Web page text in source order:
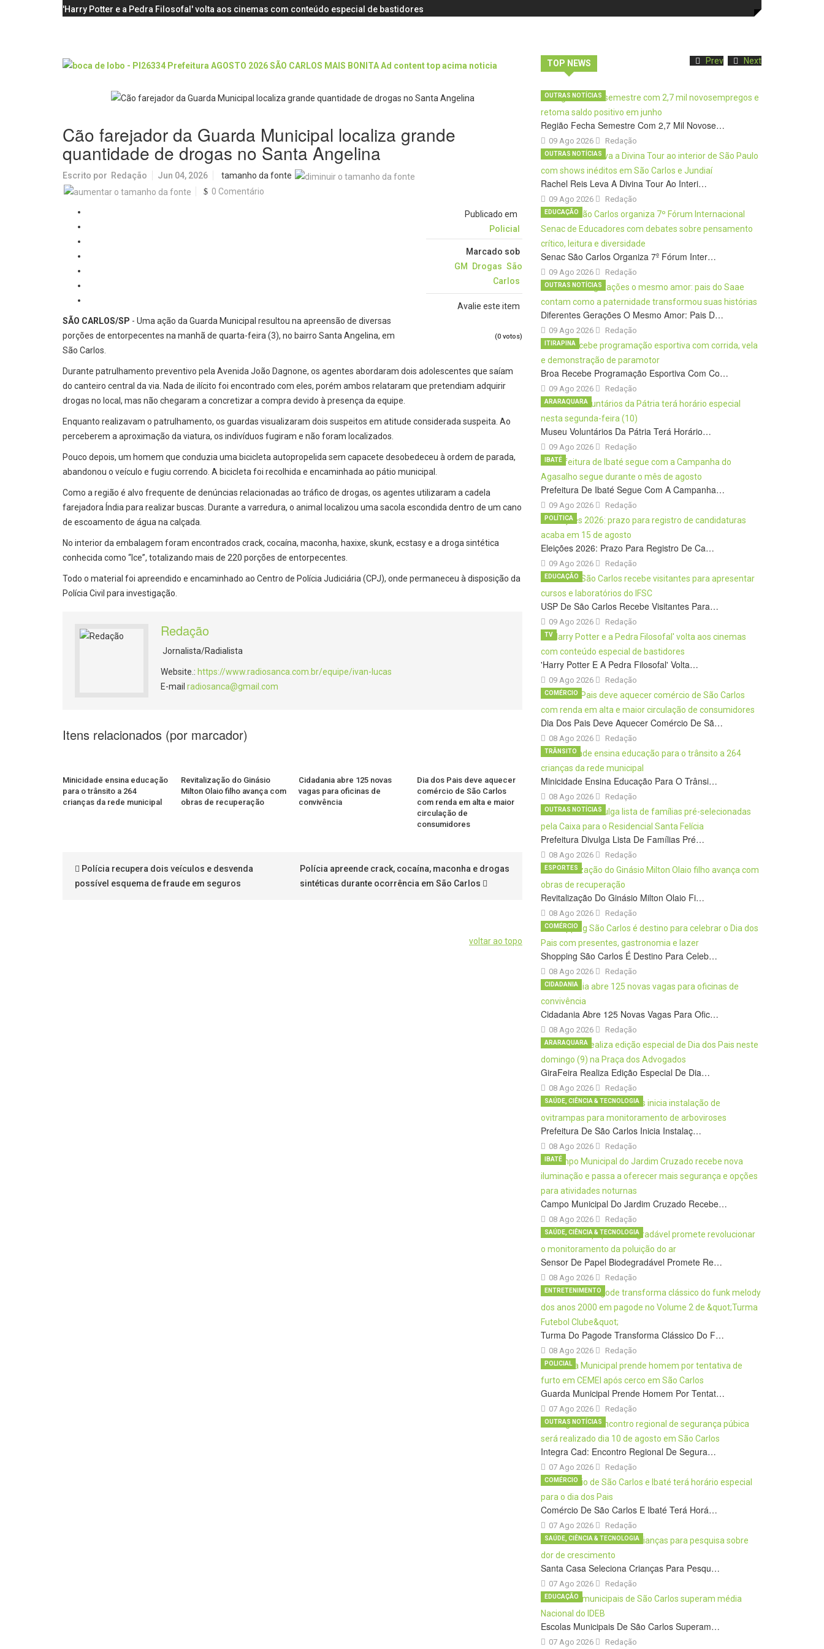
'Harry Potter e a Pedra Filosofal' volta aos cinemas com conteúdo especial de bastidores
Cão farejador da Guarda Municipal localiza grande
quantidade de drogas no Santa Angelina
Escrito por Redação Jun 04, 2026
tamanho da fonte
0 Comentário
Publicado em
Policial
Marcado sob
GM
Drogas São
Carlos
Avalie este item
(0 votos)
SÃO CARLOS/SP - Uma ação da Guarda Municipal resultou na apreensão de diversas
porções de entorpecentes na manhã de quarta-feira (3), no bairro Santa Angelina, em
São Carlos.
Durante patrulhamento preventivo pela Avenida João Dagnone, os agentes abordaram dois adolescentes que saíam
do canteiro central da via. Nada de ilícito foi encontrado com eles, porém ambos relataram que pretendiam adquirir
drogas no local, mas não chegaram a concretizar a compra devido à presença da equipe.
Enquanto realizavam o patrulhamento, os guardas visualizaram dois suspeitos em atitude considerada suspeita. Ao
perceberem a aproximação da viatura, os indivíduos fugiram e não foram localizados.
Pouco depois, um homem que conduzia uma bicicleta autopropelida sem capacete desobedeceu à ordem de parada,
abandonou o veículo e fugiu correndo. A bicicleta foi recolhida e encaminhada ao pátio municipal.
Como a região é alvo frequente de denúncias relacionadas ao tráfico de drogas, os agentes utilizaram a cadela
farejadora Índia para realizar buscas. Durante a varredura, o animal localizou uma sacola escondida dentro de um cano
de escoamento de água na calçada.
No interior da embalagem foram encontrados crack, cocaína, maconha, haxixe, skunk, ecstasy e a droga sintética
conhecida como “Ice”, totalizando mais de 220 porções de entorpecentes.
Todo o material foi apreendido e encaminhado ao Centro de Polícia Judiciária (CPJ), onde permaneceu à disposição da
Polícia Civil para investigação.
Redação
Jornalista/Radialista
Website.: https://www.radiosanca.com.br/equipe/ivan-lucas
E-mail radiosanca@gmail.com
Itens relacionados (por marcador)
Minicidade ensina educação
para o trânsito a 264
crianças da rede municipal
Revitalização do Ginásio
Milton Olaio filho avança com
obras de recuperação
Cidadania abre 125 novas
vagas para oficinas de
convivência
Dia dos Pais deve aquecer
comércio de São Carlos
com renda em alta e maior
circulação de
consumidores
Polícia recupera dois veículos e desvenda
possível esquema de fraude em seguros
Polícia apreende crack, cocaína, maconha e drogas
sintéticas durante ocorrência em São Carlos
voltar ao topo
TOP NEWS Prev Next
Região Fecha Semestre Com 2,7 Mil Novose…
09 Ago 2026
OUTRAS NOTÍCIAS
Redação
Rachel Reis Leva A Divina Tour Ao Interi…
09 Ago 2026
OUTRAS NOTÍCIAS
Redação
Senac São Carlos Organiza 7º Fórum Inter…
09 Ago 2026
EDUCAÇÃO
Redação
Diferentes Gerações O Mesmo Amor: Pais D…
09 Ago 2026
OUTRAS NOTÍCIAS
Redação
Broa Recebe Programação Esportiva Com Co…
09 Ago 2026
ITIRAPINA
Redação
Museu Voluntários Da Pátria Terá Horário…
09 Ago 2026
ARARAQUARA
Redação
Prefeitura De Ibaté Segue Com A Campanha…
09 Ago 2026
IBATÉ
Redação
Eleições 2026: Prazo Para Registro De Ca…
09 Ago 2026
POLÍTICA
Redação
USP De São Carlos Recebe Visitantes Para…
09 Ago 2026
EDUCAÇÃO
Redação
'Harry Potter E A Pedra Filosofal' Volta…
09 Ago 2026
TV
Redação
Dia Dos Pais Deve Aquecer Comércio De Sã…
08 Ago 2026
COMÉRCIO
Redação
Minicidade Ensina Educação Para O Trânsi…
08 Ago 2026
TRÂNSITO
Redação
Prefeitura Divulga Lista De Famílias Pré…
08 Ago 2026
OUTRAS NOTÍCIAS
Redação
Revitalização Do Ginásio Milton Olaio Fi…
08 Ago 2026
ESPORTES
Redação
Shopping São Carlos É Destino Para Celeb…
08 Ago 2026
COMÉRCIO
Redação
Cidadania Abre 125 Novas Vagas Para Ofic…
08 Ago 2026
CIDADANIA
Redação
GiraFeira Realiza Edição Especial De Dia…
08 Ago 2026
ARARAQUARA
Redação
Prefeitura De São Carlos Inicia Instalaç…
08 Ago 2026
SAÚDE, CIÊNCIA & TECNOLOGIA
Redação
Campo Municipal Do Jardim Cruzado Recebe…
08 Ago 2026
IBATÉ
Redação
Sensor De Papel Biodegradável Promete Re…
08 Ago 2026
SAÚDE, CIÊNCIA & TECNOLOGIA
Redação
Turma Do Pagode Transforma Clássico Do F…
08 Ago 2026
ENTRETENIMENTO
Redação
Guarda Municipal Prende Homem Por Tentat…
07 Ago 2026
POLICIAL
Redação
Integra Cad: Encontro Regional De Segura…
07 Ago 2026
OUTRAS NOTÍCIAS
Redação
Comércio De São Carlos E Ibaté Terá Horá…
07 Ago 2026
COMÉRCIO
Redação
Santa Casa Seleciona Crianças Para Pesqu…
07 Ago 2026
SAÚDE, CIÊNCIA & TECNOLOGIA
Redação
Escolas Municipais De São Carlos Superam…
07 Ago 2026
EDUCAÇÃO
Redação